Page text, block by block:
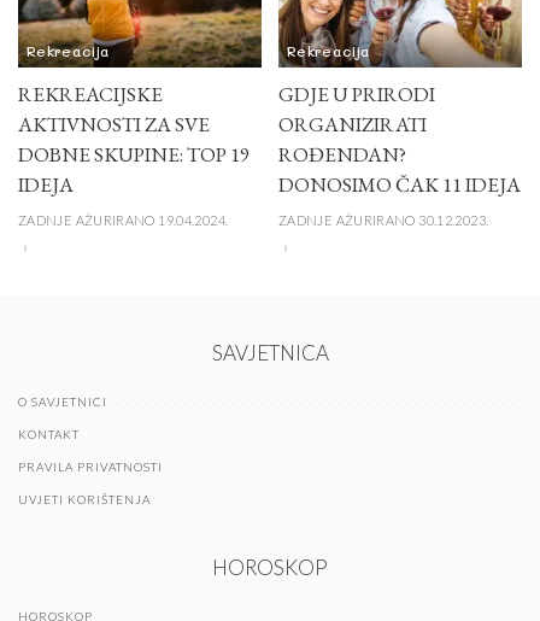
Rekreacija
REKREACIJSKE
AKTIVNOSTI ZA SVE
DOBNE SKUPINE: TOP 19
IDEJA
ZADNJE AŽURIRANO 19.04.2024.
Rekreacija
GDJE U PRIRODI
ORGANIZIRATI
ROĐENDAN?
DONOSIMO ČAK 11 IDEJA
ZADNJE AŽURIRANO 30.12.2023.
SAVJETNICA
O SAVJETNICI
KONTAKT
PRAVILA PRIVATNOSTI
UVJETI KORIŠTENJA
HOROSKOP
HOROSKOP